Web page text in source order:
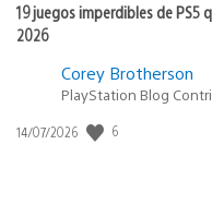
19 juegos imperdibles de PS5
2026
Corey Brotherson
PlayStation Blog
Fecha
14/07/2026 6